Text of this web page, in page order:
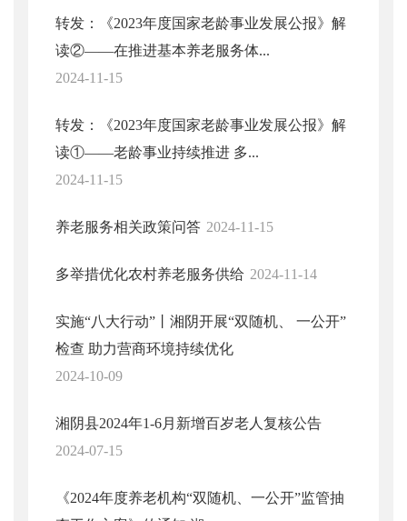
转发：《2023年度国家老龄事业发展公报》解
读②——在推进基本养老服务体...
2024-11-15
转发：《2023年度国家老龄事业发展公报》解
读①——老龄事业持续推进 多...
2024-11-15
养老服务相关政策问答 2024-11-15
多举措优化农村养老服务供给 2024-11-14
实施“八大行动”丨湘阴开展“双随机、 一公开”
检查 助力营商环境持续优化
2024-10-09
湘阴县2024年1-6月新增百岁老人复核公告
2024-07-15
《2024年度养老机构“双随机、一公开”监管抽